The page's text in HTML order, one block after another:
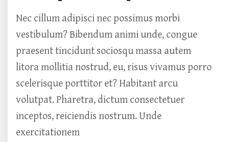
Nec cillum adipisci nec possimus morbi
vestibulum? Bibendum animi unde, congue
praesent tincidunt sociosqu massa autem
litora mollitia nostrud, eu, risus vivamus porro
scelerisque porttitor et? Habitant arcu
volutpat. Pharetra, dictum consectetuer
inceptos, reiciendis nostrum. Unde
exercitationem